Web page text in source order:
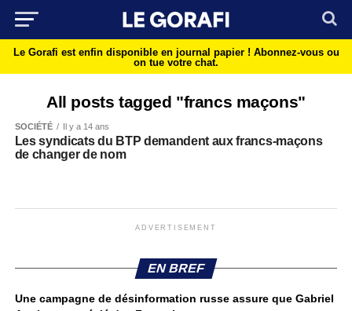
Le Gorafi est enfin disponible en journal papier ! Abonnez-vous ou
on tue votre chat.
All posts tagged "francs maçons"
SOCIÉTÉ Il y a 14 ans
Les syndicats du BTP demandent aux francs-maçons
de changer de nom
ADVERTISEMENT
EN BREF
Une campagne de désinformation russe assure que Gabriel